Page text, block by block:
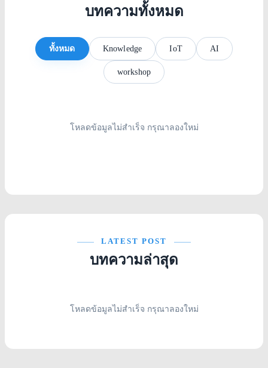
บทความทั้งหมด
ทั้งหมด Knowledge IoT AI
workshop
โหลดข้อมูลไม่สำเร็จ กรุณาลองใหม่
LATEST POST
บทความล่าสุด
โหลดข้อมูลไม่สำเร็จ กรุณาลองใหม่